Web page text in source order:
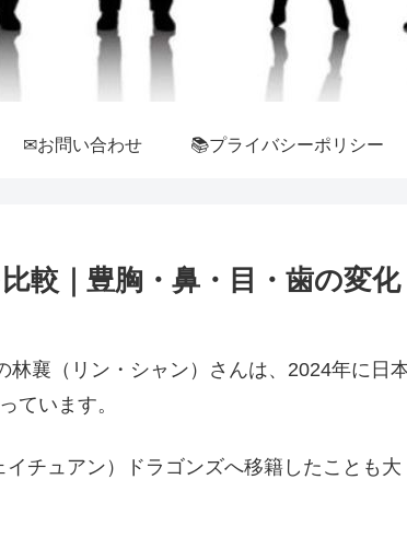
✉お問い合わせ 📚プライバシーポリシー
較｜豊胸・鼻・目・歯の変化
襄（リン・シャン）さんは、2024年に日
ています。
チュアン）ドラゴンズへ移籍したことも大